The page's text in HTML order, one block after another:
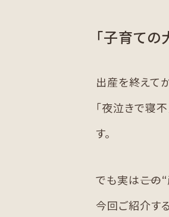
「子育ての
出産を終えて
「夜泣きで寝
す。
でも実は――この
今回ご紹介す